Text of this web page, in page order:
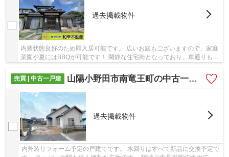
過去掲載物件
内装状態良好のため即入居可能です。 広いお庭もございますので、家庭
菜園や夏にはBBQが可能です！ 閑静な住宅街となっており、車通りも少
売買 | 中古一戸建
山陽小野田市南竜王町の中古一戸建
過去掲載物件
内外装リフォーム予定の戸建てです。 水回りはすべて新品に交換予定で